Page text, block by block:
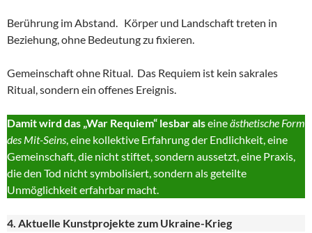
Berührung im Abstand. Körper und Landschaft treten in
Beziehung, ohne Bedeutung zu fixieren.
Gemeinschaft ohne Ritual. Das Requiem ist kein sakrales
Ritual, sondern ein offenes Ereignis.
Damit wird das „War Requiem“ lesbar alseineästhetische Form
des Mit-Seins, eine kollektive Erfahrung der Endlichkeit, eine
Gemeinschaft, die nicht stiftet, sondern aussetzt, eine Praxis,
die den Tod nicht symbolisiert, sondern als geteilte
Unmöglichkeit erfahrbar macht.
4. Aktuelle Kunstprojekte zum Ukraine-Krieg